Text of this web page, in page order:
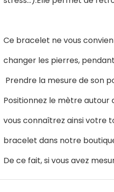
Ce bracelet ne vous
changer les pierres,
Prendre la mesure de son
Positionnez le mètre
vous connaîtrez ainsi votre
bracelet dans notre
De ce fait, si vous avez